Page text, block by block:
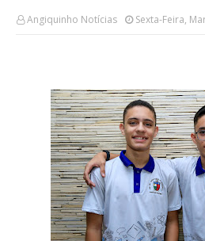
Angiquinho Notícias Sexta-Feira,